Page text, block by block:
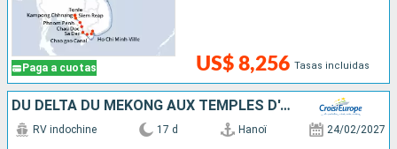
Paga a cuotas US$ 8,256 Tasas incluidas
DU DELTA DU MÉKONG AUX TEMPLES D'ANGKOR, LES VILLES IMPÉRIALES, HANOÏ ET LA BAIE D'ALONG (FORMULE PORT/PORT)
RV indochine 17 d Hanoï 24/02/2027